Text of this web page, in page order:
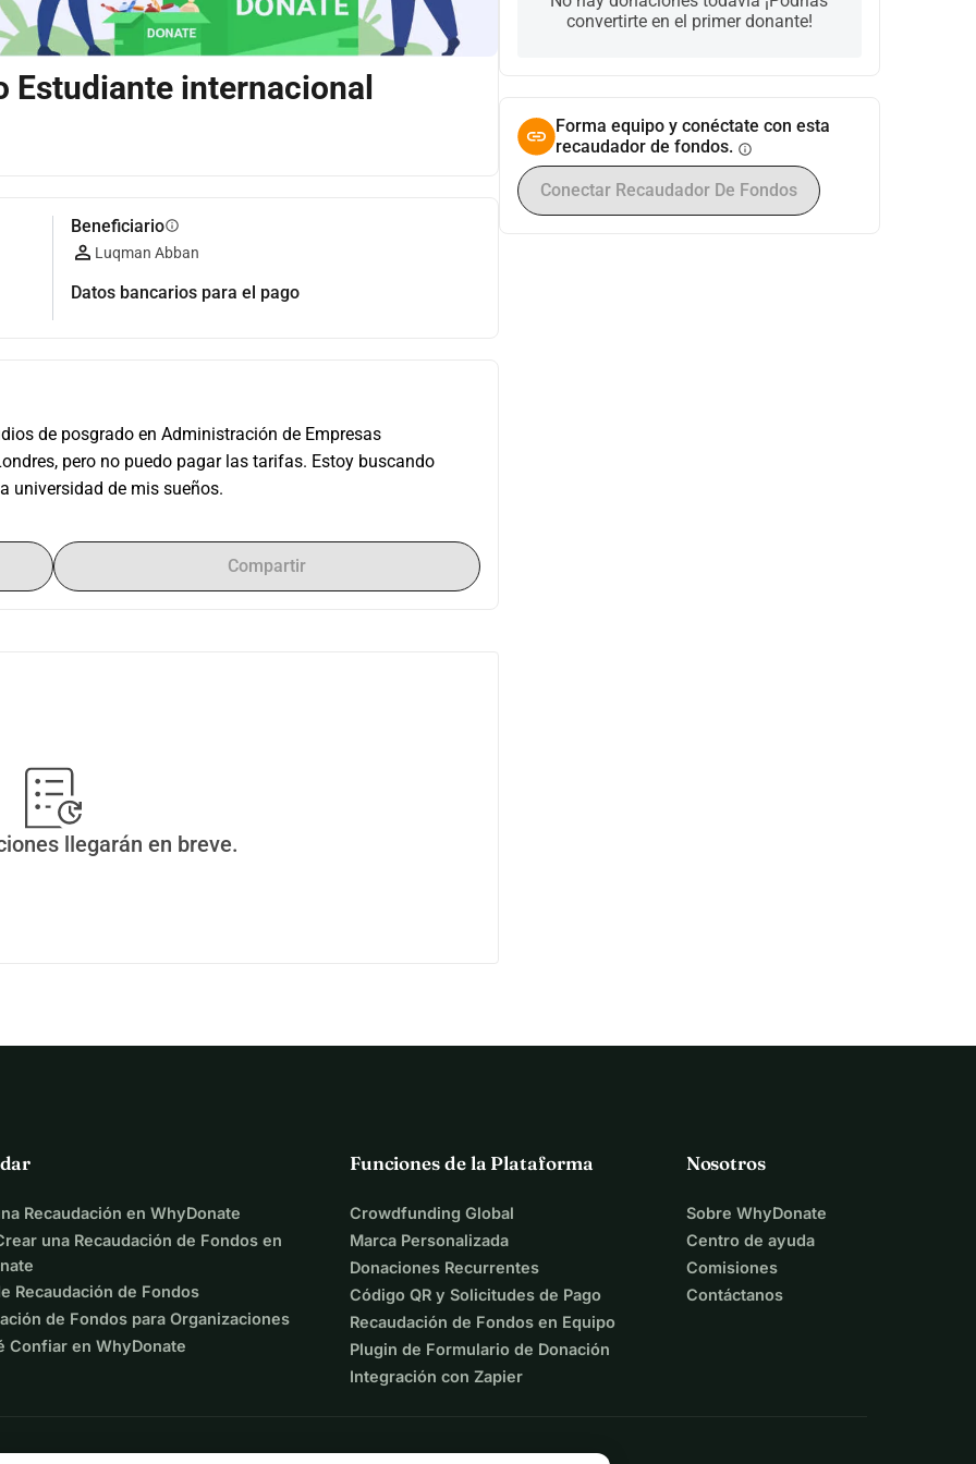
Estudiante internacional
Beneficiarioinfo
Luqman Abban
Datos bancarios para el pago
de posgrado en Administración de Empresas
pero no puedo pagar las tarifas. Estoy buscando
universidad de mis sueños.
Compartir
llegarán en breve.
convertirte en el primer donante!
Forma equipo y conéctate con esta
recaudador de fondos. info
Conectar Recaudador De Fondos
Recaudación en WhyDonate
una Recaudación de Fondos en
Recaudación de Fondos
de Fondos para Organizaciones
Confiar en WhyDonate
Funciones de la Plataforma
Crowdfunding Global
Marca Personalizada
Donaciones Recurrentes
Código QR y Solicitudes de Pago
Recaudación de Fondos en Equipo
Plugin de Formulario de Donación
Integración con Zapier
Nosotros
Sobre WhyDonate
Centro de ayuda
Comisiones
Contáctanos